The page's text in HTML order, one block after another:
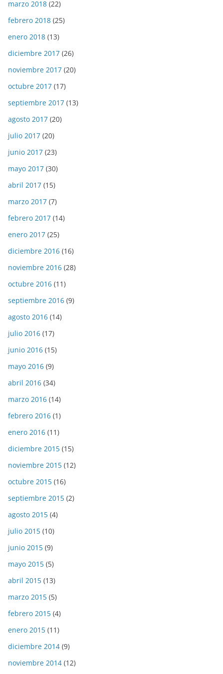
marzo 2018 (22)
febrero 2018 (25)
enero 2018 (13)
diciembre 2017 (26)
noviembre 2017 (20)
octubre 2017 (17)
septiembre 2017 (13)
agosto 2017 (20)
julio 2017 (20)
junio 2017 (23)
mayo 2017 (30)
abril 2017 (15)
marzo 2017 (7)
febrero 2017 (14)
enero 2017 (25)
diciembre 2016 (16)
noviembre 2016 (28)
octubre 2016 (11)
septiembre 2016 (9)
agosto 2016 (14)
julio 2016 (17)
junio 2016 (15)
mayo 2016 (9)
abril 2016 (34)
marzo 2016 (14)
febrero 2016 (1)
enero 2016 (11)
diciembre 2015 (15)
noviembre 2015 (12)
octubre 2015 (16)
septiembre 2015 (2)
agosto 2015 (4)
julio 2015 (10)
junio 2015 (9)
mayo 2015 (5)
abril 2015 (13)
marzo 2015 (5)
febrero 2015 (4)
enero 2015 (11)
diciembre 2014 (9)
noviembre 2014 (12)